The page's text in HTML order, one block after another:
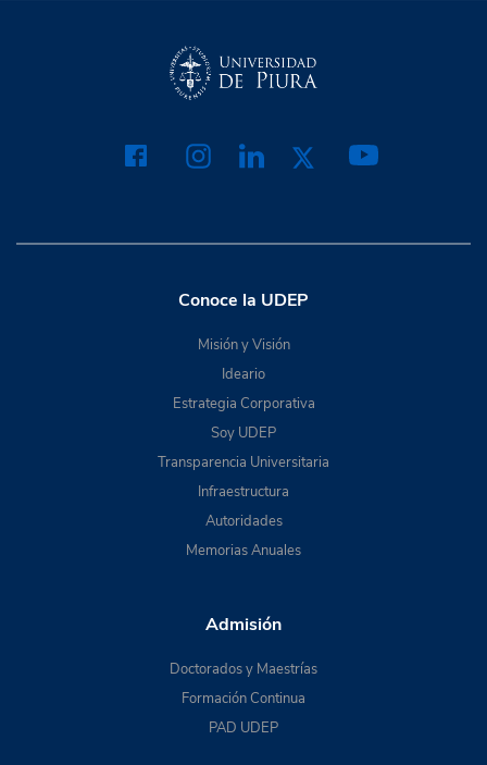
Conoce la UDEP
Misión y Visión
Ideario
Estrategia Corporativa
Soy UDEP
Transparencia Universitaria
Infraestructura
Autoridades
Memorias Anuales
Admisión
Doctorados y Maestrías
Formación Continua
PAD UDEP